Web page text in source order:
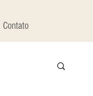
Contato